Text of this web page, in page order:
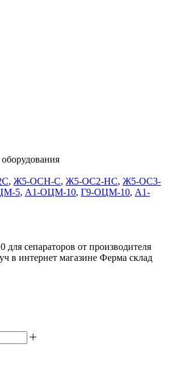
, Ж5-ОСН-С, Ж5-ОС2-НС, Ж5-ОС3-
5, А1-ОЦМ-10, Г9-ОЦМ-10, А1-
сепараторов от производителя
в интернет магазине Ферма склад